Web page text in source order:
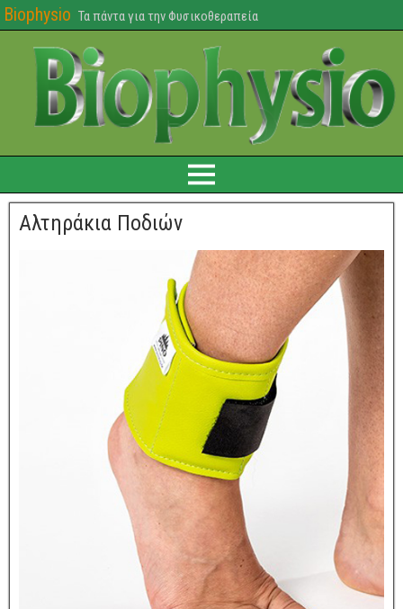
Biophysio Τα πάντα για την Φυσικοθεραπεία
Αλτηράκια Ποδιών